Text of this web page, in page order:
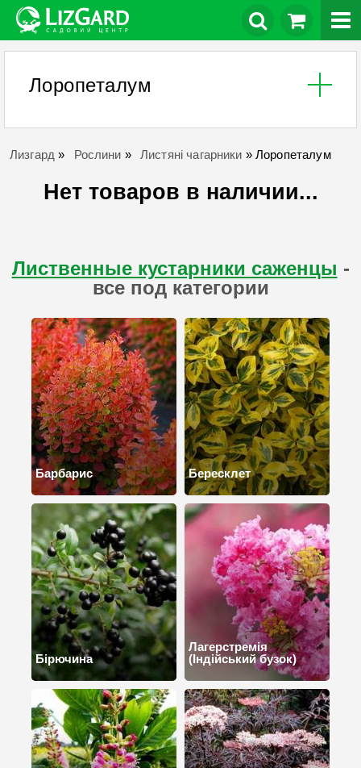
Лоропеталум
Лизгард » Рослини » Листяні чагарники »Лоропеталум
Нет товаров в наличии...
Лиственные кустарники саженцы -
все под категории
Барбарис Бересклет
Бірючина
Лагерстремія
(Індійський бузок)